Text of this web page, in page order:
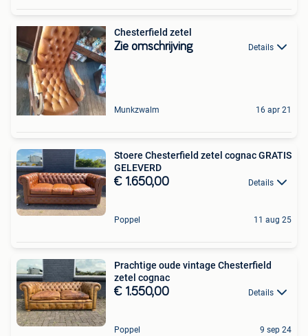
Chesterfield zetel
Zie omschrijving Details
Munkzwalm 16 apr 21
Stoere Chesterfield zetel cognac GRATIS
GELEVERD
€ 1.650,00 Details
Poppel 11 aug 25
Prachtige oude vintage Chesterfield
zetel cognac
€ 1.550,00 Details
Poppel 9 sep 24